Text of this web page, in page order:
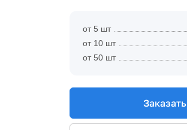
от 5 шт
от 10 шт
от 50 шт
Заказать